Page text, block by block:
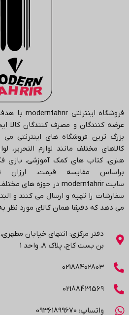
فروشگاه اینترنتی moderntahrir با
عرضه کنندگان و مصرف کنندگان کالا
بزرگ ترین فروشگاه های اینترنتی می
کالاهای مختلف مانند لوازم التحریر،
هنری، کتاب های کمک آموزشی، بازی
براساس مقایسه قیمت، ارزان
سایتmoderntahrir در حوزه های مختلف
سفارشات را تهیه و ارسال می کنند و
می دهد که دقیقا همان کالای مورد
دفتر مرکزی: انتهاي خیابان
بن بست کاج، پلاک ۸، واحد 1
02188402803
02188431569
واتساپ: 09361899670